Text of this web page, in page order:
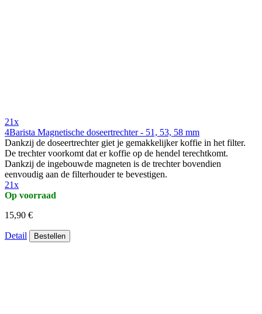
21x
4Barista Magnetische doseertrechter - 51, 53, 58 mm
Dankzij de doseertrechter giet je gemakkelijker koffie in het filter.
De trechter voorkomt dat er koffie op de hendel terechtkomt.
Dankzij de ingebouwde magneten is de trechter bovendien
eenvoudig aan de filterhouder te bevestigen.
21x
Op voorraad
15,90 €
Detail Bestellen